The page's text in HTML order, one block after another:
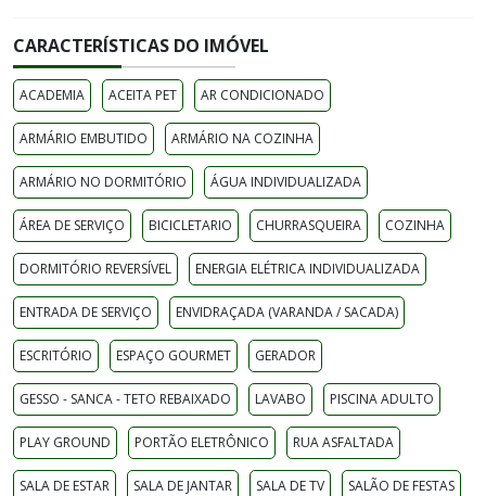
CARACTERÍSTICAS DO IMÓVEL
ACADEMIA ACEITA PET AR CONDICIONADO
ARMÁRIO EMBUTIDO ARMÁRIO NA COZINHA
ARMÁRIO NO DORMITÓRIO ÁGUA INDIVIDUALIZADA
ÁREA DE SERVIÇO BICICLETARIO CHURRASQUEIRA COZINHA
DORMITÓRIO REVERSÍVEL ENERGIA ELÉTRICA INDIVIDUALIZADA
ENTRADA DE SERVIÇO ENVIDRAÇADA (VARANDA / SACADA)
ESCRITÓRIO ESPAÇO GOURMET GERADOR
GESSO - SANCA - TETO REBAIXADO LAVABO PISCINA ADULTO
PLAY GROUND PORTÃO ELETRÔNICO RUA ASFALTADA
SALA DE ESTAR SALA DE JANTAR SALA DE TV SALÃO DE FESTAS